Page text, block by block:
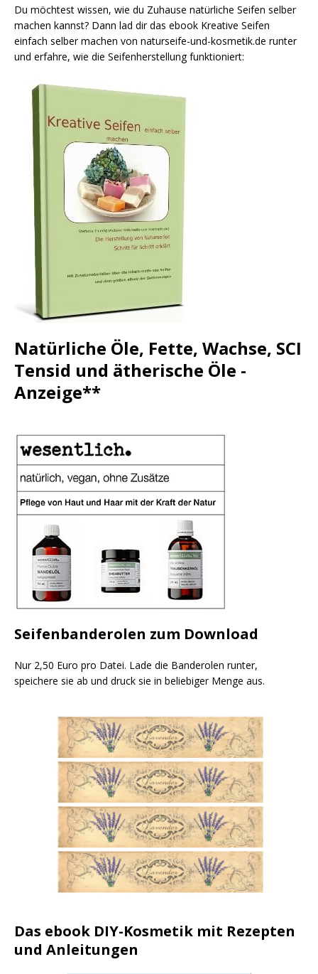
Du möchtest wissen, wie du Zuhause natürliche Seifen selber
machen kannst? Dann lad dir das ebook Kreative Seifen
einfach selber machen von naturseife-und-kosmetik.de runter
und erfahre, wie die Seifenherstellung funktioniert:
Natürliche Öle, Fette, Wachse, SCI
Tensid und ätherische Öle -
Anzeige**
Seifenbanderolen zum Download
Nur 2,50 Euro pro Datei. Lade die Banderolen runter,
speichere sie ab und druck sie in beliebiger Menge aus.
Das ebook DIY-Kosmetik mit Rezepten
und Anleitungen